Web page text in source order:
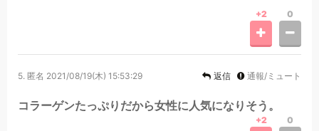
+2 0
5. 匿名 2021/08/19(木) 15:53:29 返信 通報/ミュート
コラーゲンたっぷりだから女性に人気になりそう。
+2 0